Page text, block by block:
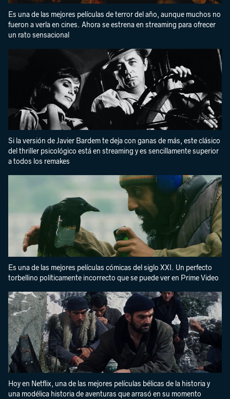
Es una de las mejores películas de terror del año, aunque muchos no
fueron a verla en cines. Ahora se estrena en streaming para ofrecer
un rato sensacional
Si la versión de Javier Bardem te deja con ganas de más, este clásico
del thriller psicológico está en streaming y es sencillamente superior
a todos los remakes
Es una de las mejores películas cómicas del siglo XXI. Un perfecto
torbellino políticamente incorrecto que se puede ver en Prime Video
Hoy en Netflix, una de las mejores películas bélicas de la historia y
una modélica historia de aventuras que arrasó en su momento